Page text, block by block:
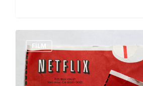
FİLM